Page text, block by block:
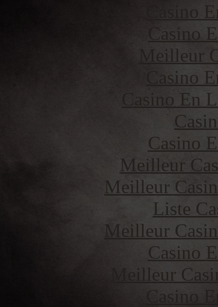
Casino
Casino
Meilleur
Casino
Casino En
Casino
Meilleur
Meilleur
Liste
Meilleur
Casino
Meilleur
Casino